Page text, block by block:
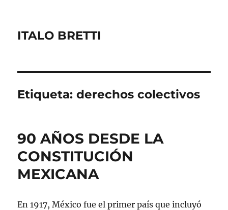
ITALO BRETTI
Etiqueta:derechos colectivos
90 AÑOS DESDE LA
CONSTITUCIÓN
MEXICANA
En 1917, México fue el primer país que incluyó